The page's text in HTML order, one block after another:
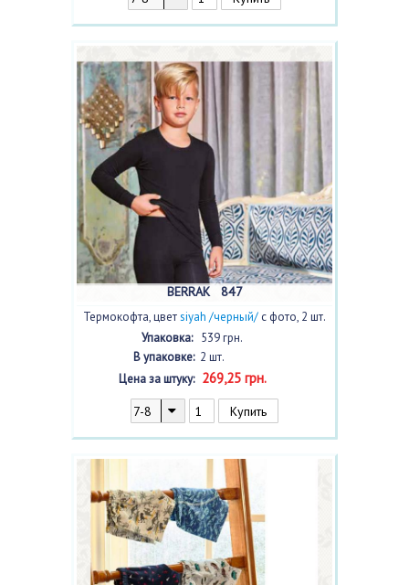
BERRAK 847
Термокофта, цветsiyah /черный/ с фото, 2 шт.
Упаковка: 539 грн.
В упаковке:2 шт.
Цена за штуку:269,25 грн.